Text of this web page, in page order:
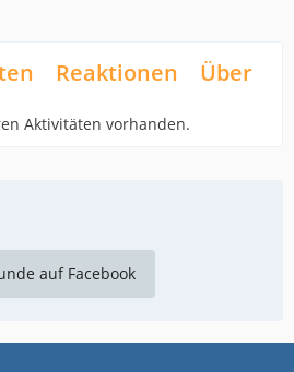
Reaktionen Über
Aktivitäten vorhanden.
auf Facebook